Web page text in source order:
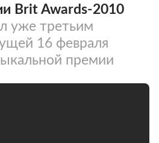
Brit Awards-2010
уже третьим
16 февраля
премии